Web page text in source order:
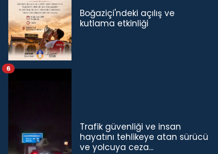
Boğaziçi'ndeki açılış ve
kutlama etkinliği
Trafik güvenliği ve insan
hayatını tehlikeye atan sürücü
ve yolcuya ceza...
6